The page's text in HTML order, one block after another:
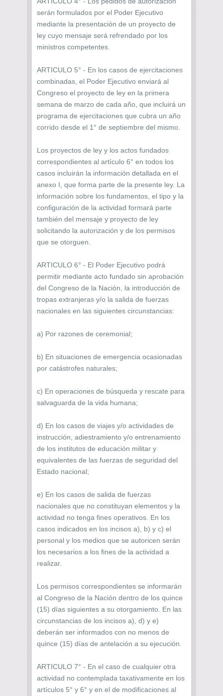
serán formulados por el Poder Ejecutivo
mediante la presentación de un proyecto de
ley cuyo mensaje será refrendado por los
ministros competentes.
ARTICULO 5° - En los casos de ejercitaciones
combinadas, el Poder Ejecutivo enviará al
Congreso el proyecto de ley en la primera
semana de marzo de cada año, que incluirá un
programa de ejercitaciones que cubra un año
corrido desde el 1° de septiembre del mismo.
Los proyectos de ley y los actos fundados
correspondientes al artículo 6° en todos los
casos incluirán la información detallada en el
anexo I, que forma parte de la presente ley. La
información sobre los fundamentos, el tipo y la
configuración de la actividad formará parte
también del mensaje y proyecto de ley
solicitando la autorización y de los permisos
que se otorguen.
ARTICULO 6° - El Poder Ejecutivo podrá
permitir mediante acto fundado sin aprobación
del Congreso de la Nación, la introducción de
tropas extranjeras y/o la salida de fuerzas
nacionales en las siguientes circunstancias:
a) Por razones de ceremonial;
b) En situaciones de emergencia ocasionadas
por catástrofes naturales;
c) En operaciones de búsqueda y rescate para
salvaguarda de la vida humana;
d) En los casos de viajes y/o actividades de
instrucción, adiestramiento y/o entrenamiento
de los institutos de educación militar y
equivalentes de las fuerzas de seguridad del
Estado nacional;
e) En los casos de salida de fuerzas
nacionales que no constituyan elementos y la
actividad no tenga fines operativos. En los
casos indicados en los incisos a), b) y c) el
personal y los medios que se autoricen serán
los necesarios a los fines de la actividad a
realizar.
Los permisos correspondientes se informarán
al Congreso de la Nación dentro de los quince
(15) días siguientes a su otorgamiento. En las
circunstancias de los incisos a), d) y e)
deberán ser informados con no menos de
quince (15) días de antelación a su ejecución.
ARTICULO 7° - En el caso de cualquier otra
actividad no contemplada taxativamente en los
artículos 5° y 6° y en el de modificaciones al